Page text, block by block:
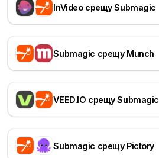
InVideo срещу Submagic
Submagic срещу Munch
VEED.IO срещу Submagic
Submagic срещу Pictory